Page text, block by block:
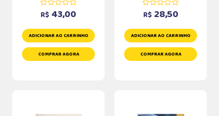
R$ 43,00
ADICIONAR AO CARRINHO
COMPRAR AGORA
R$ 28,50
ADICIONAR AO CARRINHO
COMPRAR AGORA